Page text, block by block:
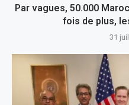
Par vagues, 50.000
fois de plus,
31